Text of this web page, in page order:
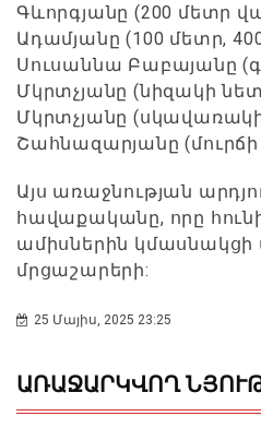
Գևորգյանը (200 մետր
Ադամյանը (100 մետր,
Սուսաննա Բաբայանը
Մկրտչյանը (նիզակի
Մկրտչյանը
Շահնազարյանը (մուրճի
Այս առաջնության
հավաքականը, որը
ամիսներին կմասնակցի
մրցաշարերի:
25 Մայիս, 2025 23:25
ԱՌԱՋԱՐԿՎՈՂ